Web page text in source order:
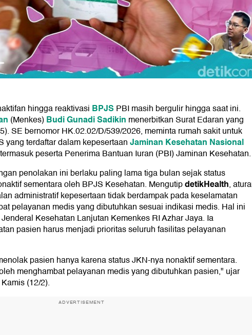
hingga reaktivasi BPJS PBI masih bergulir hingga saat ini.
(Menkes)Budi Gunadi Sadikin menerbitkan Surat Edaran yang
SE bernomor HK.02.02/D/539/2026, meminta rumah sakit untuk
yang terdaftar dalam kepesertaanJaminan Kesehatan Nasional
peserta Penerima Bantuan Iuran (PBI) Jaminan Kesehatan.
penolakan ini berlaku paling lama tiga bulan sejak status
sementara oleh BPJS Kesehatan. MengutipdetikHealth,
administratif kepesertaan tidak berdampak pada keselamatan
pelayanan medis yang dibutuhkan sesuai indikasi medis. Hal ini
Kesehatan Lanjutan Kemenkes RI Azhar Jaya. Ia
pasien harus menjadi prioritas seluruh fasilitas pelayanan
pasien hanya karena status JKN-nya nonaktif sementara.
menghambat pelayanan medis yang dibutuhkan pasien," ujar
(12/2).
ADVERTISEMENT